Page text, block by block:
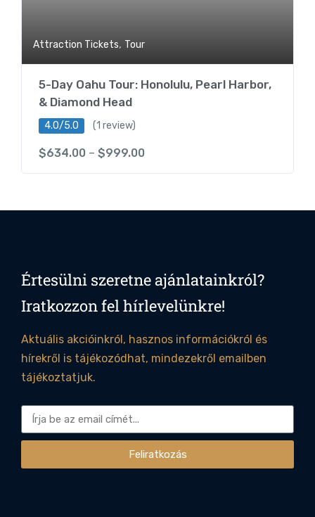
Attraction Tickets, Tour
5-Day Oahu Tour: Honolulu, Pearl Harbor,
& Diamond Head
4.0/5.0 (1 review)
$634.00 – $999.00
Értesülni szeretne ajánlatainkról?
Iratkozzon fel hírlevelünkre!
Aktuális akcióinkról, hasznos információkról és
hírekről is tájékozódhat, mindezekről emailben
tájékoztatjuk.
Feliratkozás